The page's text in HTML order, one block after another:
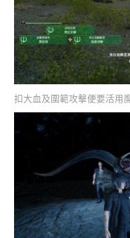
扣大血及圍範攻擊便要活用